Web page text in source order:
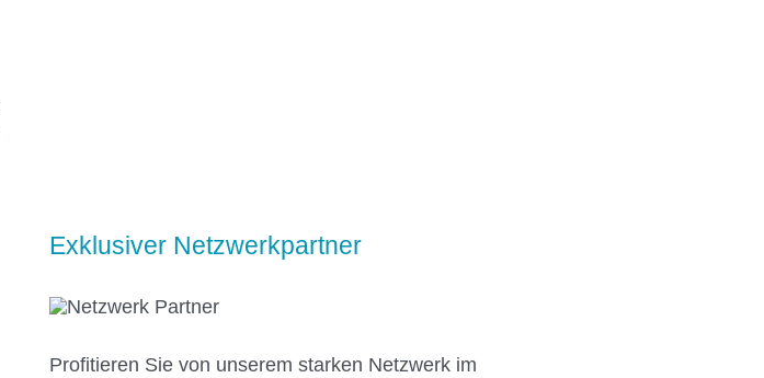
Exklusiver Netzwerkpartner
Profitieren Sie von unserem starken Netzwerk im